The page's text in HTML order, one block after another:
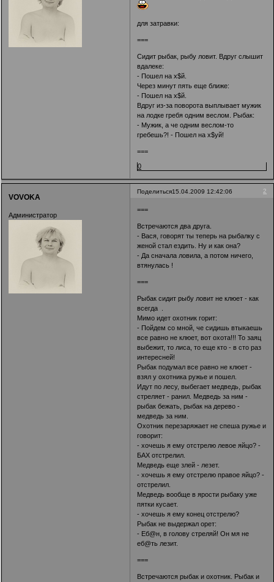
для затравки:
===
Сидит рыбак, рыбу ловит. Вдруг слышит
вдалеке:
- Пошел на х$й.
Через минут пять еще ближе:
- Пошел на х$й.
Вдруг из-за поворота выплывает мужик
на лодке гребя одним веслом. Рыбак:
- Мужик, а че одним веслом-то
гребешь?! - Пошел на х$уй!
===
0
Поделиться 2
15.04.2009 12:42:06
VOVOKA
Администратор
===
Встречаются два друга.
- Вася, говорят ты теперь на рыбалку с
женой стал ездить. Ну и как она?
- Да сначала ловила, а потом ничего,
втянулась !
===
Рыбак сидит рыбу ловит не клюет - как
всегда .
Мимо идет охотник горит:
- Пойдем со мной, че сидишь втыкаешь
все равно не клюет, вот охота!!! То заяц
выбежит, то лиса, то еще кто - в сто раз
интересней!
Рыбак подумал все равно не клюет -
взял у охотника ружье и пошел.
Идут по лесу, выбегает медведь, рыбак
стреляет - ранил. Медведь за ним -
рыбак бежать, рыбак на дерево -
медведь за ним.
Охотник перезаряжает не спеша ружье и
говорит:
- хочешь я ему отстрелю левое яйцо? -
БАХ отстрелил.
Медведь еще злей - лезет.
- хочешь я ему отстрелю правое яйцо? -
отстрелил.
Медведь вообще в ярости рыбаку уже
пятки кусает.
- хочешь я ему конец отстрелю?
Рыбак не выдержал орет:
- Еб@н, в голову стреляй! Он мя не
еб@ть лезит.
===
Встречаются рыбак и охотник. Рыбак и